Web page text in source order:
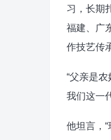
习，长期
福建、广
作技艺传
“父亲是
我们这一
他坦言，